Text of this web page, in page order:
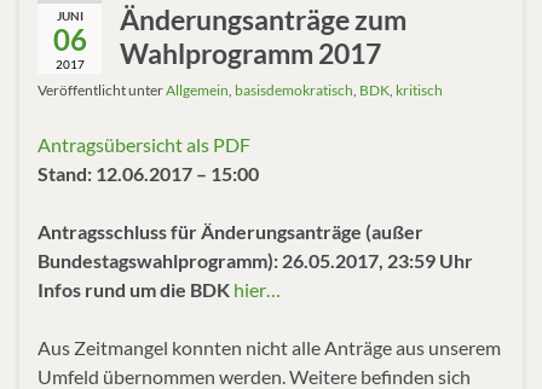
JUNI
06
2017
Änderungsanträge zum
Wahlprogramm 2017
Veröffentlicht unterAllgemein basisdemokratisch BDK kritisch
Antragsübersicht als PDF
Stand: 12.06.2017 – 15:00
Antragsschluss für Änderungsanträge (außer
Bundestagswahlprogramm): 26.05.2017, 23:59 Uhr
Infos rund um die BDK hier…
Aus Zeitmangel konnten nicht alle Anträge aus unserem
Umfeld übernommen werden. Weitere befinden sich